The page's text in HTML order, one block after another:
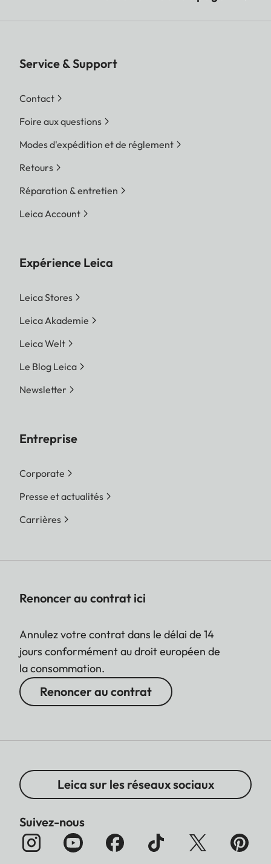
Service & Support
Contact
Foire aux questions
Modes d'expédition et de réglement
Retours
Réparation & entretien
Leica Account
Expérience Leica
Leica Stores
Leica Akademie
Leica Welt
Le Blog Leica
Newsletter
Entreprise
Corporate
Presse et actualités
Carrières
Renoncer au contrat ici
Annulez votre contrat dans le délai de 14
jours conformément au droit européen de
la consommation.
Renoncer au contrat
Leica sur les réseaux sociaux
Suivez-nous